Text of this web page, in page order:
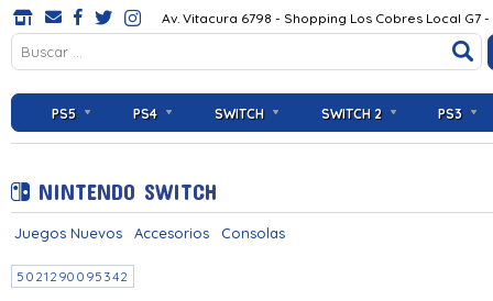
Av. Vitacura 6798 - Shopping Los Cobres Local G7
PS5 PS4 SWITCH SWITCH 2 PS3
NINTENDO SWITCH
Juegos Nuevos Accesorios Consolas
5021290095342